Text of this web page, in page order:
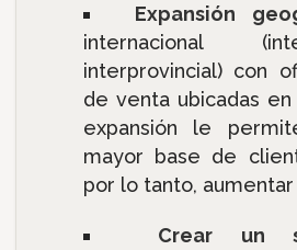
Expansión
internacional
interprovincial) con
de venta ubicadas
expansión le
mayor base de
por lo tanto, aumentar
Crear un